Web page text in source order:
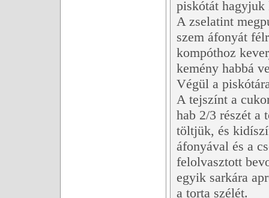
piskótát
A zselatint
szem áfonyát
kompóthoz
kemény habbá
Végül a
A tejszínt a
hab 2/3 részét a
töltjük, és
áfonyával és a
felolvasztott
egyik sarkára
a torta szélét.